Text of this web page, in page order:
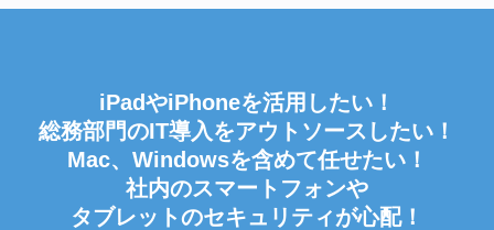
iPadやiPhoneを活用したい！
総務部門のIT導入をアウトソースしたい！
Mac、Windowsを含めて任せたい！
社内のスマートフォンや
タブレットのセキュリティが心配！